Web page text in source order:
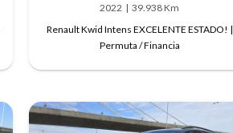
2022
39.938 Km
Renault Kwid Intens EXCELENTE ESTADO! |
Permuta / Financia